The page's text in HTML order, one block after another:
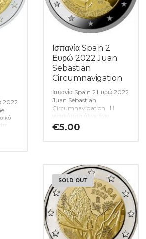
2022
Ισπανία Spain 2
Ευρώ 2022 Juan
Sebastian
Circumnavigation
Ισπανία Spain 2 Ευρώ 2022
Juan Sebastian
Circumnavigation. Η
γνησιότητα όλων των
Νομισμάτων μας είναι
εγγυημένη εφ όρου ζωής
€5.00
SOLD OUT